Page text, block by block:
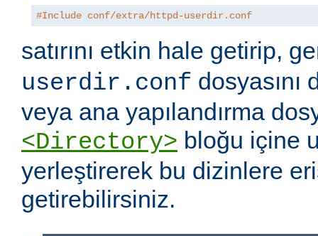
#Include conf/extra/httpd-userdir.conf
satırını etkin hale getirip,
userdir.conf dosyasını
veya ana yapılandırma
<Directory> bloğu içine
yerleştirerek bu dizinlere
getirebilirsiniz.